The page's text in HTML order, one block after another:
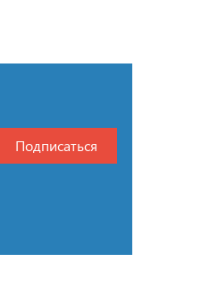
Подписаться